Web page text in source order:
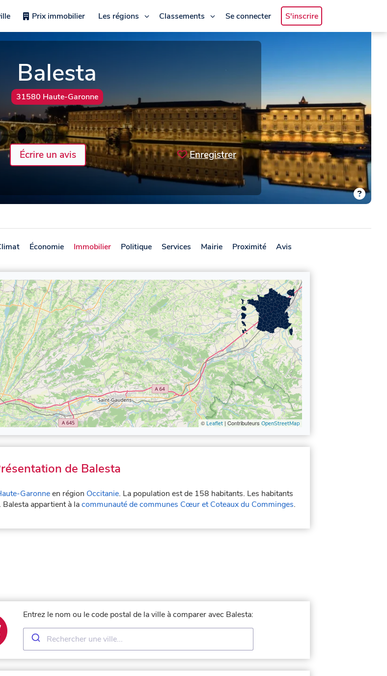
Prix immobilier Les régions Classements Se connecter S'inscrire
Balesta
31580 Haute-Garonne
Écrire un avis Enregistrer
Économie Immobilier Politique Services Mairie Proximité Avis
© Leaflet | Contributeurs OpenStreetMap
de Balesta
Garonneen région Occitanie. La population est de 158 habitants. Les habitants
appartient à lacommunauté de communes Cœur et Coteaux du Comminges.
Entrez le nom ou le code postal de la ville à comparer avec Balesta: